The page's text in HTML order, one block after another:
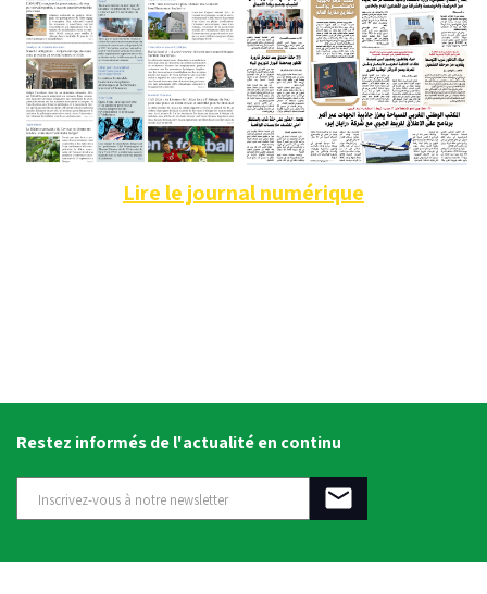
Lire le journal numérique
Restez informés de l'actualité en continu